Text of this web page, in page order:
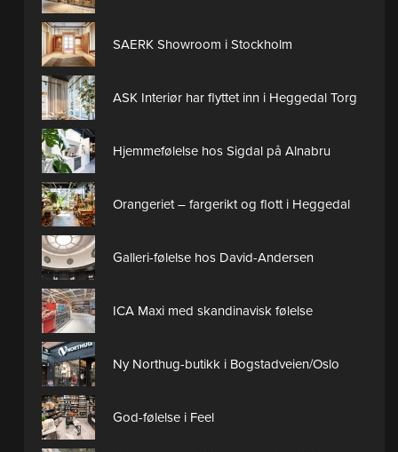
SAERK Showroom i Stockholm
ASK Interiør har flyttet inn i Heggedal Torg
Hjemmefølelse hos Sigdal på Alnabru
Orangeriet – fargerikt og flott i Heggedal
Galleri-følelse hos David-Andersen
ICA Maxi med skandinavisk følelse
Ny Northug-butikk i Bogstadveien/Oslo
God-følelse i Feel